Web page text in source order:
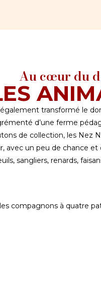
Au cœur du
transformé le
d’une ferme
de collection, les Nez
avec un peu de chance
sangliers, renards,
compagnons à quatre